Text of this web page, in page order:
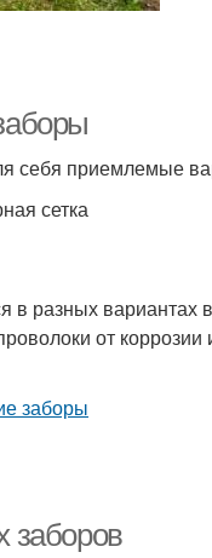
себя приемлемые
сетка
в разных вариантах
от коррозии
заборов